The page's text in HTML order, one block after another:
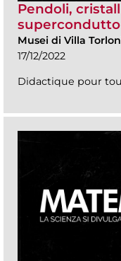
Pendoli,
Musei di Villa
17/12/2022
Didactique pour